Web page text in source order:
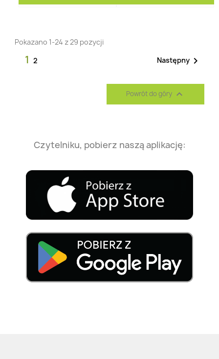
Pokazano 1-24 z 29 pozycji
1 2 Następny 
Powrót do góry 
Czytelniku, pobierz naszą aplikację: